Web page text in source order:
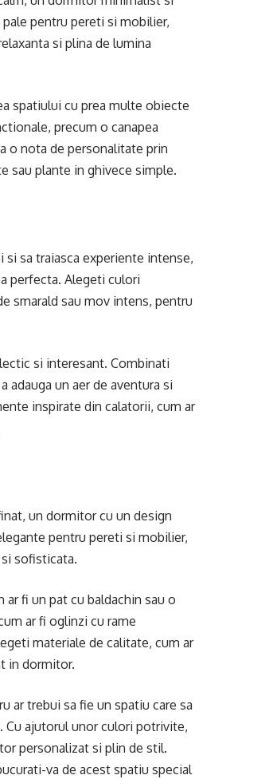
pentru pereti si mobilier,
si plina de lumina
spatiului cu prea multe obiecte
precum o canapea
o nota de personalitate prin
sau plante in ghivece simple.
si sa traiasca experiente intense,
perfecta. Alegeti culori
smarald sau mov intens, pentru
si interesant. Combinati
un aer de aventura si
inspirate din calatorii, cum ar
un dormitor cu un design
pentru pereti si mobilier,
sofisticata.
fi un pat cu baldachin sau o
ar fi oglinzi cu rame
materiale de calitate, cum ar
in dormitor.
ar trebui sa fie un spatiu care sa
Cu ajutorul unor culori potrivite,
personalizat si plin de stil.
va de acest spatiu special